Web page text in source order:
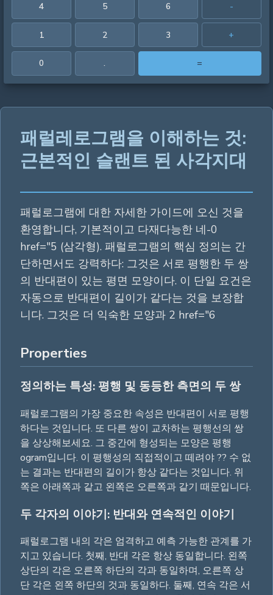
4 5 6 -
1 2 3 +
0 . =
패럴레로그램을 이해하는 것:
근본적인 슬랜트 된 사각지대
패럴로그램에 대한 자세한 가이드에 오신 것을
환영합니다, 기본적이고 다재다능한 네-0
href="5 (삼각형). 패럴로그램의 핵심 정의는 간
단하면서도 강력하다: 그것은 서로 평행한 두 쌍
의 반대편이 있는 평면 모양이다. 이 단일 요건은
자동으로 반대편이 길이가 같다는 것을 보장합
니다. 그것은 더 익숙한 모양과 2 href="6
Properties
정의하는 특성: 평행 및 동등한 측면의 두 쌍
패럴로그램의 가장 중요한 속성은 반대편이 서로 평행
하다는 것입니다. 또 다른 쌍이 교차하는 평행선의 쌍
을 상상해보세요. 그 중간에 형성되는 모양은 평행
ogram입니다. 이 평행성의 직접적이고 떼려야 ?? 수 없
는 결과는 반대편의 길이가 항상 같다는 것입니다. 위
쪽은 아래쪽과 같고 왼쪽은 오른쪽과 같기 때문입니다.
두 각자의 이야기: 반대와 연속적인 이야기
패럴로그램 내의 각은 엄격하고 예측 가능한 관계를 가
지고 있습니다. 첫째, 반대 각은 항상 동일합니다. 왼쪽
상단의 각은 오른쪽 하단의 각과 동일하며, 오른쪽 상
단 각은 왼쪽 하단의 것과 동일하다. 둘째, 연속 각은 서